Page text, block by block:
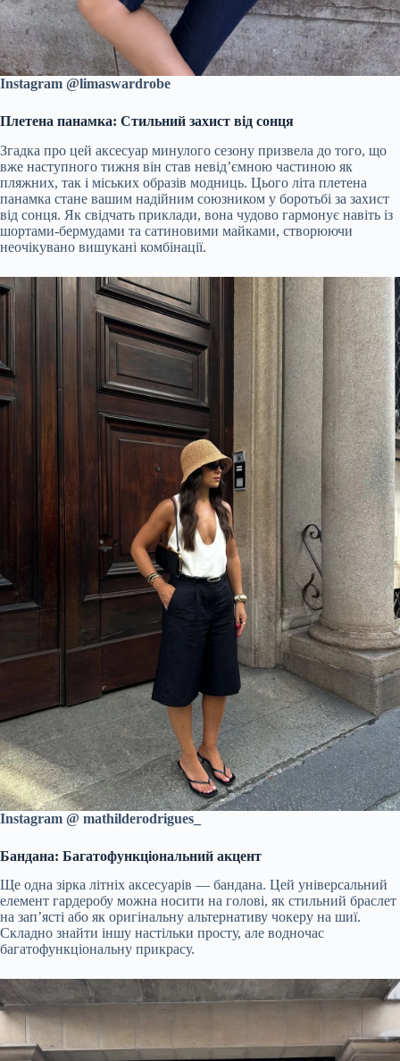
Instagram @limaswardrobe
Плетена панамка: Стильний захист від сонця
Згадка про цей аксесуар минулого сезону призвела до того, що
вже наступного тижня він став невід’ємною частиною як
пляжних, так і міських образів модниць. Цього літа плетена
панамка стане вашим надійним союзником у боротьбі за захист
від сонця. Як свідчать приклади, вона чудово гармонує навіть із
шортами-бермудами та сатиновими майками, створюючи
неочікувано вишукані комбінації.
Instagram @ mathilderodrigues_
Бандана: Багатофункціональний акцент
Ще одна зірка літніх аксесуарів — бандана. Цей універсальний
елемент гардеробу можна носити на голові, як стильний браслет
на зап’ясті або як оригінальну альтернативу чокеру на шиї.
Складно знайти іншу настільки просту, але водночас
багатофункціональну прикрасу.